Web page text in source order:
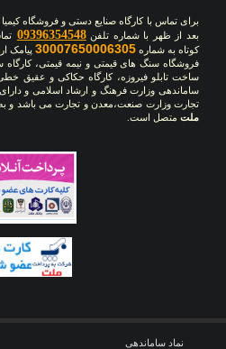
بعد از ظهر با شماره تلفن09396354548
کوتاه به شماره 30007650006305 پیامک
فروشگاه سنگ های قیمتی و نیمه قیمتی، کارگاه
ساخت تابلو فیروزه، کارگاه حکاکی و عقیق
ساماندهی وزارت فرهنگ و ارشاد اسلامی و
تجارت وزارت صنعت،معدن و تجارت می باشد و
ملت متصل است.
نماد ساماندهی